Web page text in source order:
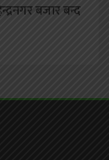
बजार बन्द